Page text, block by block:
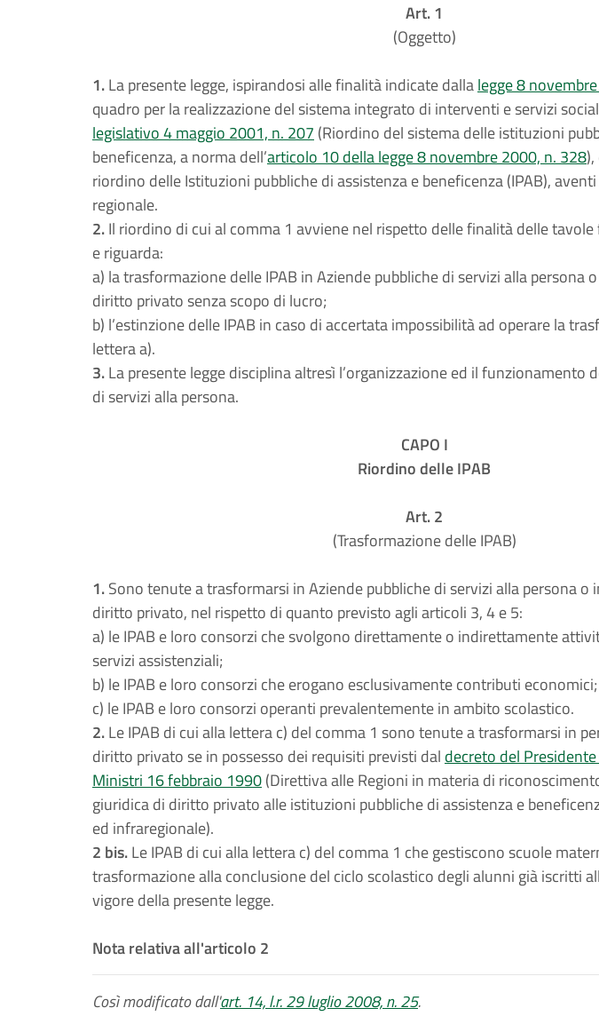
Art. 1
(Oggetto)
1.La presente legge, ispirandosi alle finalità indicate dallalegge 8
quadro per la realizzazione del sistema integrato di interventi e servizi
legislativo 4 maggio 2001, n. 207 (Riordino del sistema delle istituzioni
beneficenza, a norma dell’articolo 10 della legge 8 novembre 2000, n. 328
riordino delle Istituzioni pubbliche di assistenza e beneficenza (IPAB),
regionale.
2.Il riordino di cui al comma 1 avviene nel rispetto delle finalità delle
e riguarda:
a) la trasformazione delle IPAB in Aziende pubbliche di servizi alla persona
diritto privato senza scopo di lucro;
b) l’estinzione delle IPAB in caso di accertata impossibilità ad operare la
lettera a).
3.La presente legge disciplina altresì l’organizzazione ed il funzionamento
di servizi alla persona.
CAPO I
Riordino delle IPAB
Art. 2
(Trasformazione delle IPAB)
1.Sono tenute a trasformarsi in Aziende pubbliche di servizi alla persona o
diritto privato, nel rispetto di quanto previsto agli articoli 3, 4 e 5:
a) le IPAB e loro consorzi che svolgono direttamente o indirettamente
servizi assistenziali;
b) le IPAB e loro consorzi che erogano esclusivamente contributi economici;
c) le IPAB e loro consorzi operanti prevalentemente in ambito scolastico.
2.Le IPAB di cui alla lettera c) del comma 1 sono tenute a trasformarsi in
diritto privato se in possesso dei requisiti previsti dal decreto del
Ministri 16 febbraio 1990(Direttiva alle Regioni in materia di
giuridica di diritto privato alle istituzioni pubbliche di assistenza e
ed infraregionale).
2 bis.Le IPAB di cui alla lettera c) del comma 1 che gestiscono scuole
trasformazione alla conclusione del ciclo scolastico degli alunni già iscritti
vigore della presente legge.
Nota relativa all'articolo 2
Così modificato dall'art. 14, l.r. 29 luglio 2008, n. 25.